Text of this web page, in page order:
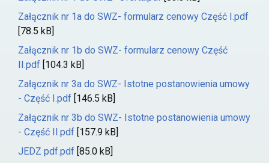
Załącznik nr 1a do SWZ- formularz cenowy Część I.pdf
[78.5 kB]
Załącznik nr 1b do SWZ- formularz cenowy Część
II.pdf [104.3 kB]
Załącznik nr 3a do SWZ- Istotne postanowienia umowy
- Część I.pdf [146.5 kB]
Załącznik nr 3b do SWZ- Istotne postanowienia umowy
- Część II.pdf [157.9 kB]
JEDZ pdf.pdf [85.0 kB]